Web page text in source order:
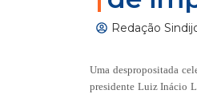
Redação
Uma despropositada
presidente Luiz Inácio